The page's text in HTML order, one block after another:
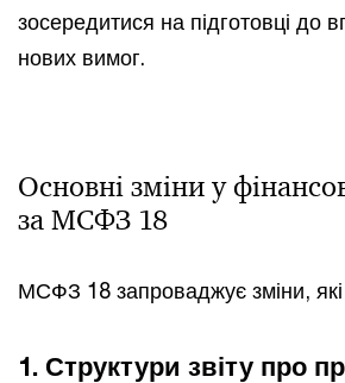
зосередитися на підготовці до
нових вимог.
Основні зміни у
за МСФЗ 18
МСФЗ 18 запроваджує зміни, які
1. Структури звіту про